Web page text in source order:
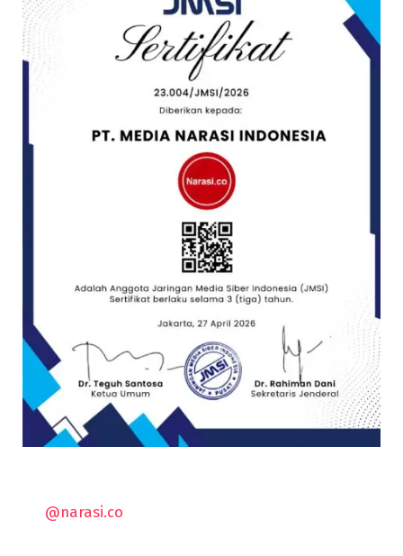
@narasi.co